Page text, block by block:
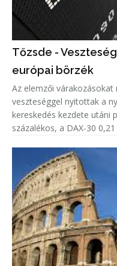
Tőzsde -
európai börzék
Az elemzői
veszteséggel nyitottak a
kereskedés kezdete utáni
százalékos, a DAX-30 0,21